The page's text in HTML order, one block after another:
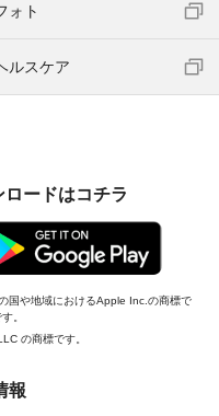
ォト
ルスケア
ードはコチラ
国や地域におけるApple Inc.の商標で
。
の商標です。
報